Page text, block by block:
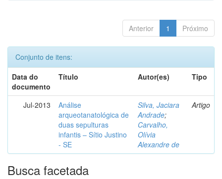
Anterior 1 Próximo
Conjunto de itens:
Data do
documento
Título Autor(es) Tipo
Jul-2013
Análise
arqueotanatológica de
duas sepulturas
infantis – Sítio Justino
- SE
Silva, Jaciara
Andrade;
Carvalho,
Olívia
Alexandre de
Artigo
Busca facetada